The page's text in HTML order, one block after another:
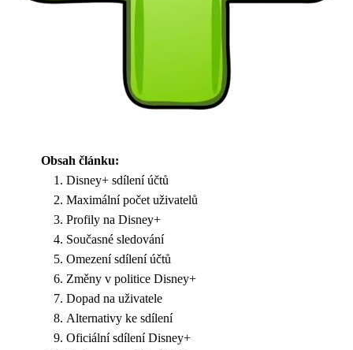
Obsah článku:
Disney+ sdílení účtů
Maximální počet uživatelů
Profily na Disney+
Současné sledování
Omezení sdílení účtů
Změny v politice Disney+
Dopad na uživatele
Alternativy ke sdílení
Oficiální sdílení Disney+